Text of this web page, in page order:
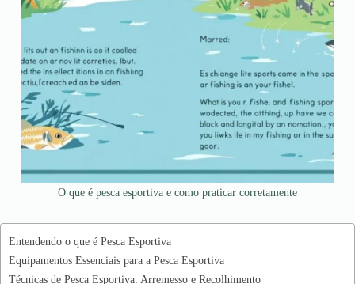
O que é pesca esportiva e como praticar corretamente
Entendendo o que é Pesca Esportiva
Equipamentos Essenciais para a Pesca Esportiva
Técnicas de Pesca Esportiva: Arremesso e Recolhimento